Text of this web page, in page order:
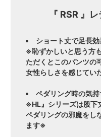
『 RSR 』
ショート丈で足長効
※恥ずかしいと思う方
ただくとこのパンツの
女性らしさを感じてい
ペダリング時の気持
※HL』シリーズは股下
ペダリングの邪魔をし
ます※